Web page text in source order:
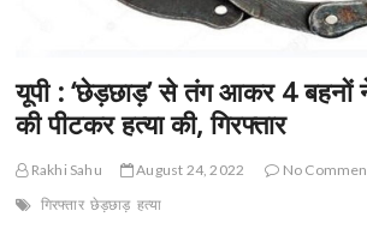
यूपी : ‘छेड़छाड़’ से तंग आकर 4
की पीटकर हत्या की, गिरफ्तार
Rakhi Sahu August 24, 2022
No
गिरफ्तार छेड़छाड़ हत्या